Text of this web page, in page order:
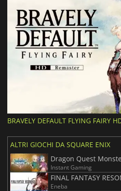
BRAVELY DEFAULT FLYING FAIRY
ALTRI GIOCHI DA SQUARE ENIX
Instant Gaming
FINAL FANTASY
Eneba